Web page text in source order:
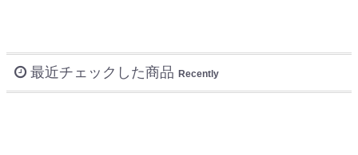
最近チェックした商品 Recently